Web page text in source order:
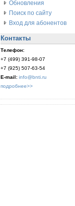
Обновления
Поиск по сайту
Вход для абонентов
Контакты
Телефон:
+7 (499) 391-98-07
+7 (925) 507-63-54
E-mail: info@bnti.ru
подробнее>>